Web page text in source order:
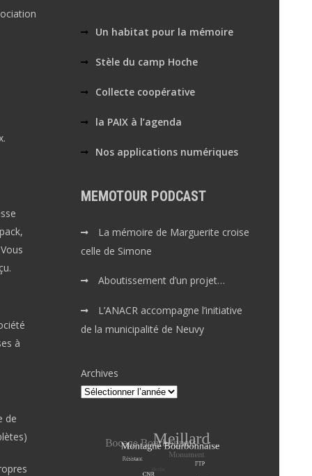
à
de
Un habitat pour la mémoire
Stèle du camp Hoche
Collecte coopérative
la PAIX à l’agenda
Nos applications numériques
MEMOTOUR PODCAST
La mémoire de Marguerite croise
celle de Simone
Aboutissement d’un projet…
L’ANACR accompagne l’initiative
de la municipalité de Neuvy
Archives